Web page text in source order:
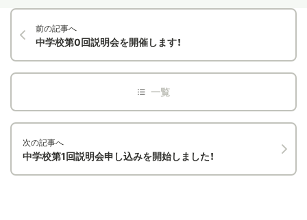
前の記事へ
中学校第0回説明会を開催します！
次の記事へ
中学校第1回説明会申し込みを開始しました！